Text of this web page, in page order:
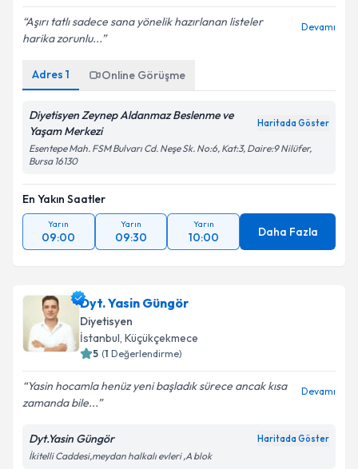
Aşırı tatlı sadece sana yönelik hazırlanan listeler
harika zorunlu...
Devamı
Adres 1 Online Görüşme
Diyetisyen Zeynep Aldanmaz Beslenme ve
Yaşam Merkezi
Haritada Göster
Esentepe Mah. FSM Bulvarı Cd. Neşe Sk. No:6, Kat:3, Daire:9 Nilüfer,
Bursa 16130
En Yakın Saatler
Yarın
09:00
Yarın
09:30
Yarın
10:00 Daha Fazla
Dyt. Yasin Güngör
Diyetisyen
İstanbul, Küçükçekmece
5 (1 Değerlendirme)
Yasin hocamla henüz yeni başladık sürece ancak kısa
zamanda bile...
Devamı
Dyt.Yasin Güngör Haritada Göster
İkitelli Caddesi,meydan halkalı evleri ,A blok